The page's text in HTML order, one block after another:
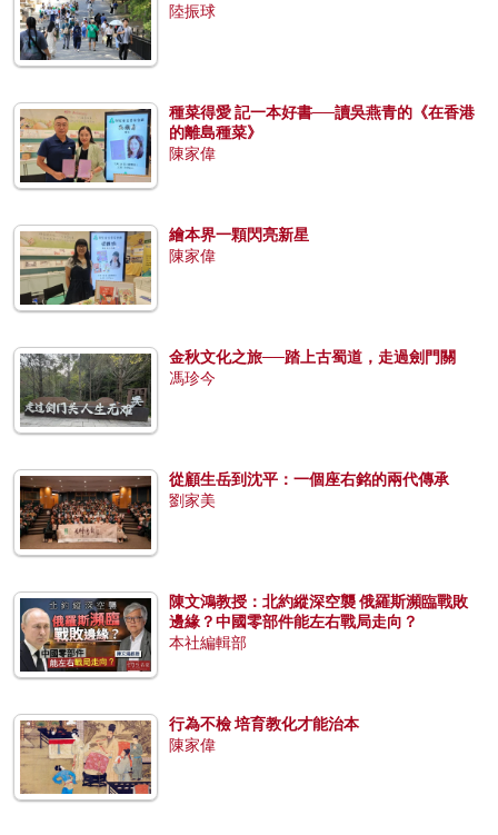
陸振球
種菜得愛 記一本好書──讀吳燕青的《在香港
的離島種菜》
陳家偉
繪本界一顆閃亮新星
陳家偉
金秋文化之旅──踏上古蜀道，走過劍門關
馮珍今
從顧生岳到沈平：一個座右銘的兩代傳承
劉家美
陳文鴻教授：北約縱深空襲 俄羅斯瀕臨戰敗
邊緣？中國零部件能左右戰局走向？
本社編輯部
行為不檢 培育教化才能治本
陳家偉